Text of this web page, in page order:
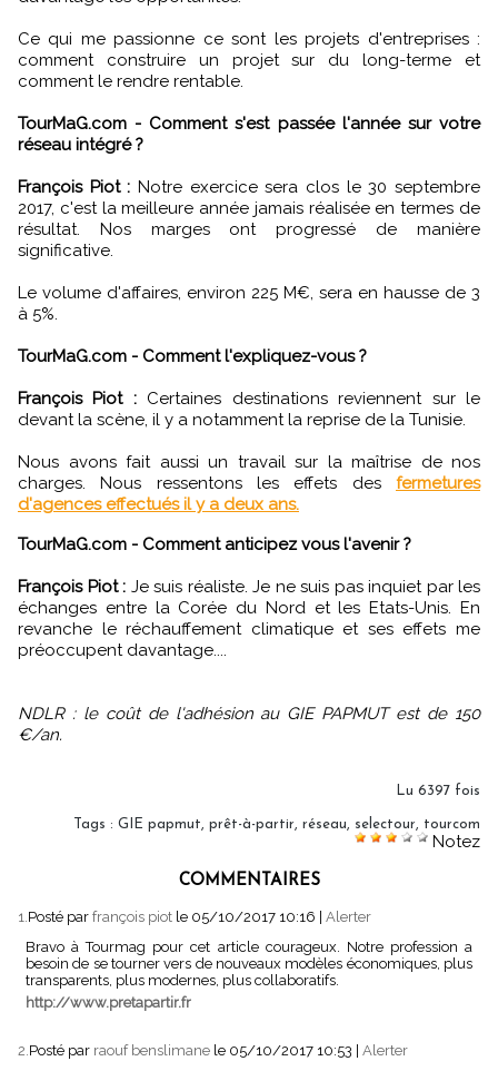
Ce qui me passionne ce sont les projets d'entreprises :
comment construire un projet sur du long-terme et
comment le rendre rentable.
TourMaG.com - Comment s'est passée l'année sur votre
réseau intégré ?
François Piot : Notre exercice sera clos le 30 septembre
2017, c'est la meilleure année jamais réalisée en termes de
résultat. Nos marges ont progressé de manière
significative.
Le volume d'affaires, environ 225 M€, sera en hausse de 3
à 5%.
TourMaG.com - Comment l'expliquez-vous ?
François Piot :Certaines destinations reviennent sur le
devant la scène, il y a notamment la reprise de la Tunisie.
Nous avons fait aussi un travail sur la maîtrise de nos
charges. Nous ressentons les effets des fermetures
d'agences effectués il y a deux ans.
TourMaG.com - Comment anticipez vous l'avenir ?
François Piot : Je suis réaliste. Je ne suis pas inquiet par les
échanges entre la Corée du Nord et les Etats-Unis. En
revanche le réchauffement climatique et ses effets me
préoccupent davantage....
NDLR : le coût de l'adhésion au GIE PAPMUT est de 150
€/an.
Lu 6397 fois
Tags : GIE papmut, prêt-à-partir, réseau, selectour, tourcom
Notez
COMMENTAIRES
1.Posté par françois piot le 05/10/2017 10:16
Alerter
Bravo à Tourmag pour cet article courageux. Notre profession a
besoin de se tourner vers de nouveaux modèles économiques, plus
transparents, plus modernes, plus collaboratifs.
http://www.pretapartir.fr
2.Posté par raouf benslimane le 05/10/2017 10:53
Alerter